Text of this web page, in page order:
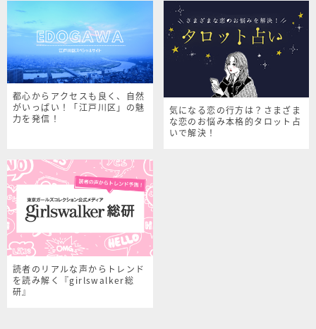
都心からアクセスも良く、自然
がいっぱい！「江戸川区」の魅
力を発信！
気になる恋の行方は？さまざま
な恋のお悩み本格的タロット占
いで解決！
読者のリアルな声からトレンド
を読み解く『girlswalker総
研』